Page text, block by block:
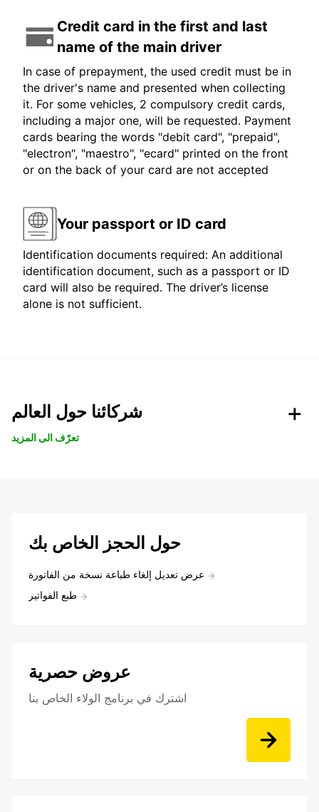
Credit card in the first and last
name of the main driver
In case of prepayment, the used credit must be in
the driver's name and presented when collecting
it. For some vehicles, 2 compulsory credit cards,
including a major one, will be requested. Payment
cards bearing the words "debit card", "prepaid",
"electron", "maestro", "ecard" printed on the front
or on the back of your card are not accepted
Your passport or ID card
Identification documents required: An additional
identification document, such as a passport or ID
card will also be required. The driver’s license
alone is not sufficient.
شركائنا حول العالم
تعرّف الى المزيد
حول الحجز الخاص بك
عرض تعديل إلغاء طباعة نسخة من الفاتورة
طبع الفواتير
عروض حصرية
اشترك في برنامج الولاء الخاص بنا